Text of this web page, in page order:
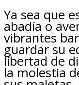
Ya sea que
abadía o
vibrantes
guardar su
libertad de
la molestia